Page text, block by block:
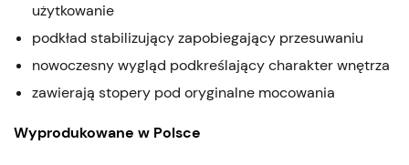
użytkowanie
podkład stabilizujący zapobiegający przesuwaniu
nowoczesny wygląd podkreślający charakter wnętrza
zawierają stopery pod oryginalne mocowania
Wyprodukowane w Polsce